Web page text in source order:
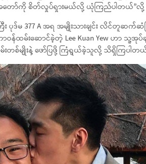
တော်ကို စိတ်လှုပ်ရှားမယ်လို့ ယုံကြည်ပါတယ်”
ပုဒ်မ 377 A အရ အမျိုးသားချင်း လိင်တူဆက်ဆံ
ာဝန်ထမ်းဆောင်ခဲ့တဲ့ Lee Kuan Yew ဟာ သူ့
စ်မျိုးနဲ့ ဖော်ပြဖို့ ကြံရွယ်ခဲ့သူလို့ သိရှိကြပါတ